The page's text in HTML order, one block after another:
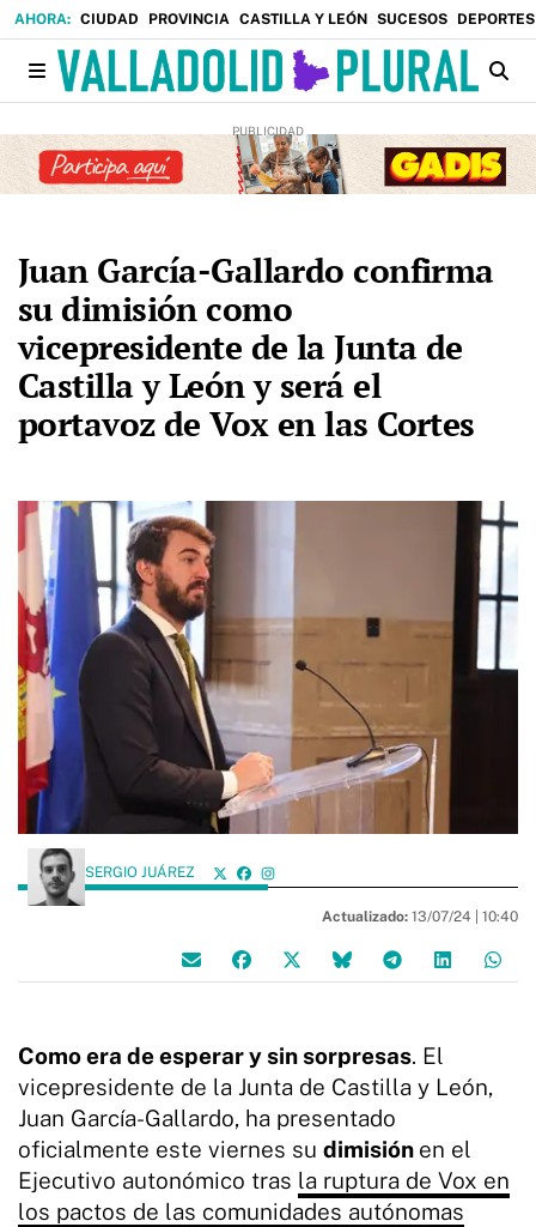
CIUDAD PROVINCIA CASTILLA Y LEÓN SUCESOS DEPORTES
Juan García-Gallardo confirma
su dimisión como
vicepresidente de la Junta de
Castilla y León y será el
portavoz de Vox en las Cortes
SERGIO JUÁREZ
Actualizado: 13/07/24 | 10:40
Como era de esperar y sin sorpresas. El
vicepresidente de la Junta de Castilla y León,
Juan García-Gallardo, ha presentado
oficialmente este viernes su dimisión en el
Ejecutivo autonómico tras la ruptura de Vox en
los pactos de las comunidades autónomas